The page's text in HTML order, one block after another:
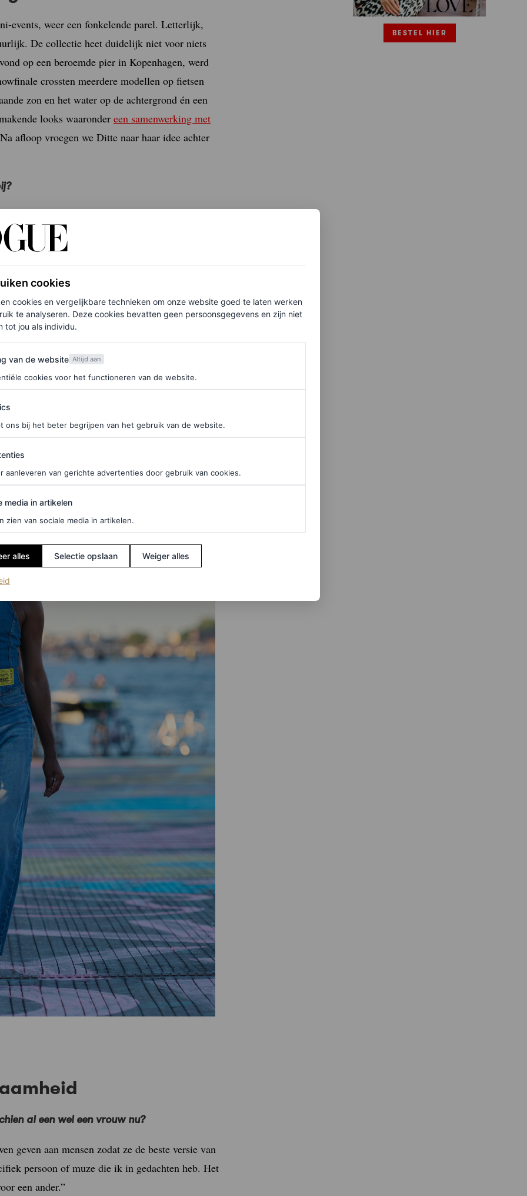
events, weer een fonkelende parel. Letterlijk,
De collectie heet duidelijk niet voor niets
op een beroemde pier in Kopenhagen, werd
crossten meerdere modellen op fietsen
zon en het water op de achtergrond én een
looks waaronder een samenwerking met
afloop vroegen we Ditte naar haar idee achter
heeft vol energie en aandacht hard gewerkt
en
in de lucht. Van de modellen tot het
onze harten zijn. We wilden de speciale
de hele tijd buiten is in een soort
ochtendfietstocht naar mijn werk, wanneer de
ik door de lucht vlieg. Die 15 minuten zijn
gewoon. De collectie gaat echt over dat
al een wel een vrouw nu?
geven aan mensen zodat ze de beste versie van
persoon of muze die ik in gedachten heb. Het
een ander.”
BESTEL HIER
cookies
cookies en vergelijkbare technieken om onze website goed te laten werken
te analyseren. Deze cookies bevatten geen persoonsgegevens en zijn niet
tot jou als individu.
de website
van de website Altijd aan
cookies voor het functioneren van de website.
ons bij het beter begrijpen van het gebruik van de website.
aanleveren van gerichte advertenties door gebruik van cookies.
in artikelen
media in artikelen
zien van sociale media in artikelen.
alles Selectie opslaan Weiger alles